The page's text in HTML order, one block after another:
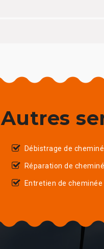
Autres
Débistrage de
Réparation de
Entretien de cheminée